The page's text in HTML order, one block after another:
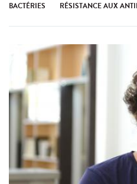
BACTÉRIES RÉSISTANCE AUX